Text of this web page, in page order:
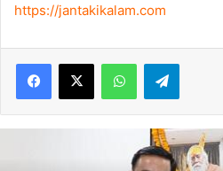
https://jantakikalam.com
Facebook
X WhatsAppTelegram